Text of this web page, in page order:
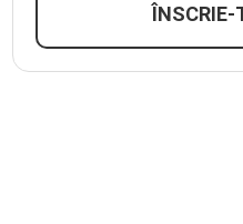
ÎNSCRIE-